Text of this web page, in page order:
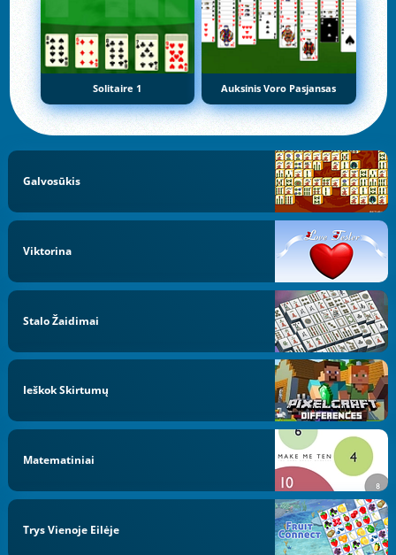
Solitaire 1 Auksinis Voro Pasjansas
Galvosūkis
Viktorina
Stalo Žaidimai
Ieškok Skirtumų
Matematiniai
Trys Vienoje Eilėje